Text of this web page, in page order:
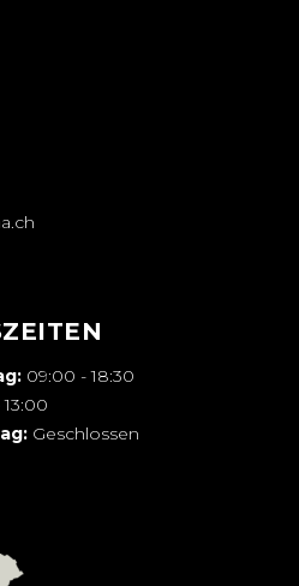
09:00 - 18:30
Geschlossen